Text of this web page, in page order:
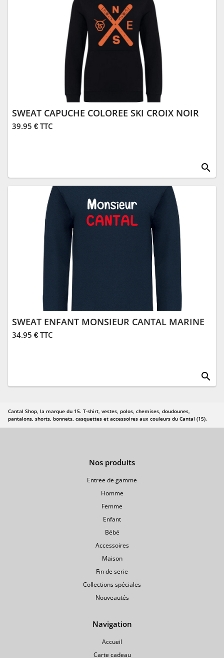
SWEAT CAPUCHE COLOREE SKI CROIX NOIR
39.95 € TTC
search
SWEAT ENFANT MONSIEUR CANTAL MARINE
34.95 € TTC
search
Cantal Shop, la marque du 15. T-shirt, vestes, polos, chemises, doudounes,
pantalons, shorts, bonnets, casquettes et accessoires aux couleurs du Cantal (15).
Nos produits
Entree de gamme
Homme
Femme
Enfant
Bébé
Accessoires
Maison
Fin de serie
Collections spéciales
Nouveautés
Navigation
Accueil
Carte cadeau